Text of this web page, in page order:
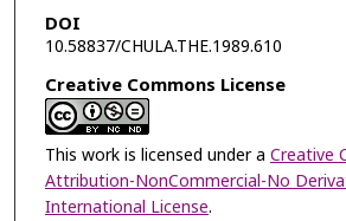
DOI
10.58837/CHULA.THE.1989.610
Creative Commons License
This work is licensed under a Creative
Attribution-NonCommercial-No
International License.